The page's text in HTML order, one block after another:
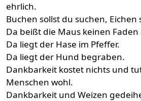
ehrlich.
Buchen sollst du suchen, Eichen
Da beißt die Maus keinen Faden
Da liegt der Hase im Pfeffer.
Da liegt der Hund begraben.
Dankbarkeit kostet nichts und
Menschen wohl.
Dankbarkeit und Weizen